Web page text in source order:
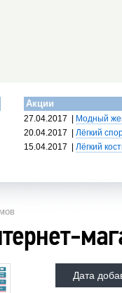
Акции
27.04.2017
Модный
20.04.2017
Лёгкий
15.04.2017
Лёгкий
Дата